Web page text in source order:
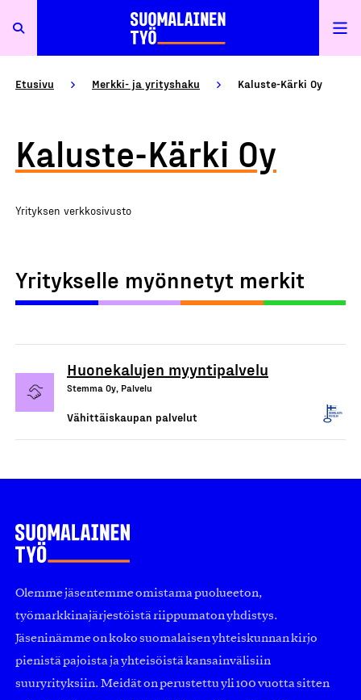
Etusivu Merkki- ja yrityshaku Kaluste-Kärki Oy
Kaluste-Kärki Oy
Yrityksen verkkosivusto
Yritykselle myönnetyt merkit
Huonekalujen myyntipalvelu
Stemma Oy, Palvelu
Vähittäiskaupan palvelut
Olemme jäsentemme omistama puolueeton,
työmarkkinajärjestöistä riippumaton yhdistys.
Jäseninämme on koko suomalaisen yhteiskunnan kirjo
pienistä pajoista ja yhteisöistä kansainvälisiin
suuryrityksiin. Meidät on perustettu yli 100 vuotta sitten